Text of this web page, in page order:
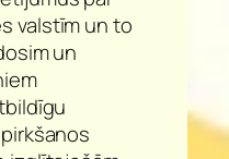
valstīm un to
un